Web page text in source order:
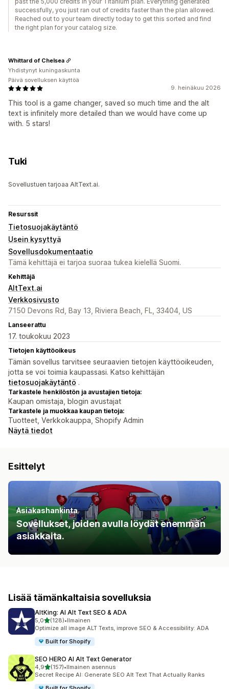
successfully, you just ran out of credits faster than the plan allowed.
Reached out to your team directly today to get this sorted and find
the right plan for your catalog size.
9. heinäkuu 2026
This tool is a game changer, saved so much time and the alt
text is infinitely more detailed than we would have come up
with. 5 stars!
Whittard of Chelsea
Yhdistynyt kuningaskunta
Päivä sovelluksen käyttöä
Tuki
Sovellustuen tarjoaa AltText.ai.
Resurssit
Tietosuojakäytäntö
Usein kysyttyä
Sovellusdokumentaatio
Tämä kehittäjä ei tarjoa suoraa tukea kielellä Suomi.
Kehittäjä
AltText.ai
Verkkosivusto
7150 Devons Rd, Bay 13, Riviera Beach, FL, 33404, US
Lanseerattu
17. toukokuu 2023
Tietojen käyttöoikeus
Tämän sovellus tarvitsee seuraavien tietojen käyttöoikeuden,
jotta se voi toimia kaupassasi. Katso kehittäjän
tietosuojakäytäntö .
Tarkastele henkilöstön ja avustajien tietoja:
Kaupan omistaja, blogin avustajat
Tarkastele ja muokkaa kaupan tietoja:
Tuotteet, Verkkokauppa, Shopify Admin
Näytä tiedot
Esittelyt
Asiakashankinta
Sovellukset, joiden avulla löydät enemmän
asiakkaita.
Lisää tämänkaltaisia sovelluksia
AltKing: AI Alt Text SEO & ADA
5,0/ 5 tähteä
(128)
128 arvostelua yhteensä
•Ilmainen
Optimize all image ALT Texts, improve SEO & Accessibility: ADA
Built for Shopify
SEO HERO AI Alt Text Generator
4,9/ 5 tähteä
(157)
157 arvostelua yhteensä
•Ilmainen asennus
Secret Recipe AI: Generate SEO Alt Text That Actually Ranks